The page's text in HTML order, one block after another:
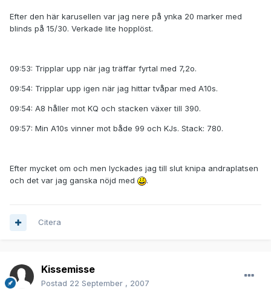
Efter den här karusellen var jag nere på ynka 20 marker med
blinds på 15/30. Verkade lite hopplöst.
09:53: Tripplar upp när jag träffar fyrtal med 7,2o.
09:54: Tripplar upp igen när jag hittar tvåpar med A10s.
09:54: A8 håller mot KQ och stacken växer till 390.
09:57: Min A10s vinner mot både 99 och KJs. Stack: 780.
Efter mycket om och men lyckades jag till slut knipa andraplatsen
och det var jag ganska nöjd med
.
Citera
Kissemisse
Postad 22 September , 2007